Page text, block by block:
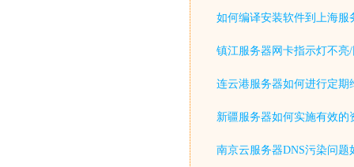
如何编译安装软件到上海服
镇江服务器网卡指示灯不亮
连云港服务器如何进行定期
新疆服务器如何实施有效的
南京云服务器DNS污染问题